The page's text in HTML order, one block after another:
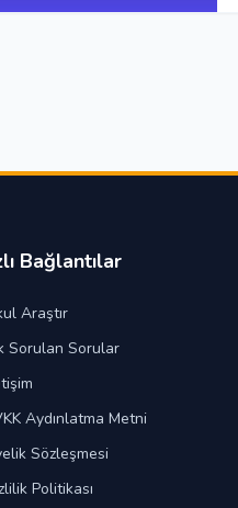
Bağlantılar
Araştır
Sorulan Sorular
Aydınlatma Metni
Sözleşmesi
Politikası